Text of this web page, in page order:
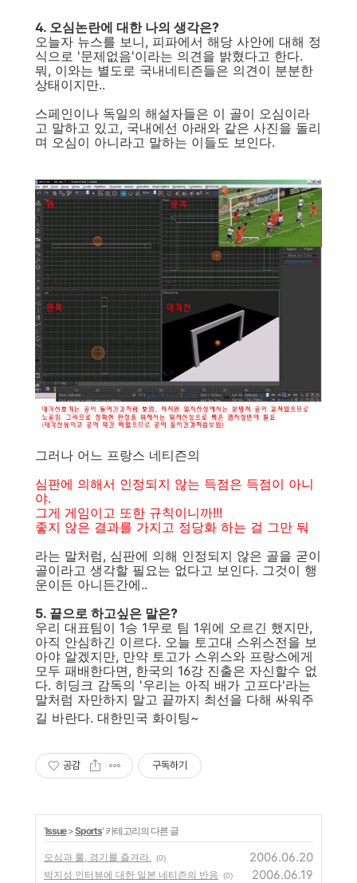
4. 오심논란에 대한 나의 생각은?
오늘자 뉴스를 보니, 피파에서 해당 사안에 대해 정
식으로 '문제없음'이라는 의견을 밝혔다고 한다.
뭐, 이와는 별도로 국내네티즌들은 의견이 분분한
상태이지만..
스페인이나 독일의 해설자들은 이 골이 오심이라
고 말하고 있고, 국내에선 아래와 같은 사진을 돌리
며 오심이 아니라고 말하는 이들도 보인다.
그러나 어느 프랑스 네티즌의
심판에 의해서 인정되지 않는 득점은 득점이 아니
야.
그게 게임이고 또한 규칙이니까!!!
좋지 않은 결과를 가지고 정당화 하는 걸 그만 둬
라는 말처럼, 심판에 의해 인정되지 않은 골을 굳이
골이라고 생각할 필요는 없다고 보인다. 그것이 행
운이든 아니든간에..
5. 끝으로 하고싶은 말은?
우리 대표팀이 1승 1무로 팀 1위에 오르긴 했지만,
아직 안심하긴 이르다. 오늘 토고대 스위스전을 보
아야 알겠지만, 만약 토고가 스위스와 프랑스에게
모두 패배한다면, 한국의 16강 진출은 자신할수 없
다. 히딩크 감독의 '우리는 아직 배가 고프다'라는
말처럼 자만하지 말고 끝까지 최선을 다해 싸워주
길 바란다. 대한민국 화이팅~
공감 구독하기
'Issue>Sports' 카테고리의 다른 글
오심과 룰, 경기를 즐겨라. (0) 2006.06.20
박지성 인터뷰에 대한 일본 네티즌의 반응 (0) 2006.06.19